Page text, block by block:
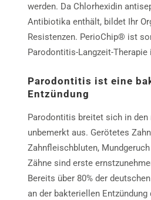
werden. Da Chlorhexidin
Antibiotika enthält, bildet Ihr
Resistenzen. PerioChip® ist
Parodontitis-Langzeit-Therapie
Parodontitis ist eine
Entzündung
Parodontitis breitet sich in den
unbemerkt aus. Gerötetes
Zahnfleischbluten,
Zähne sind erste
Bereits über 80% der
an der bakteriellen Entzündung